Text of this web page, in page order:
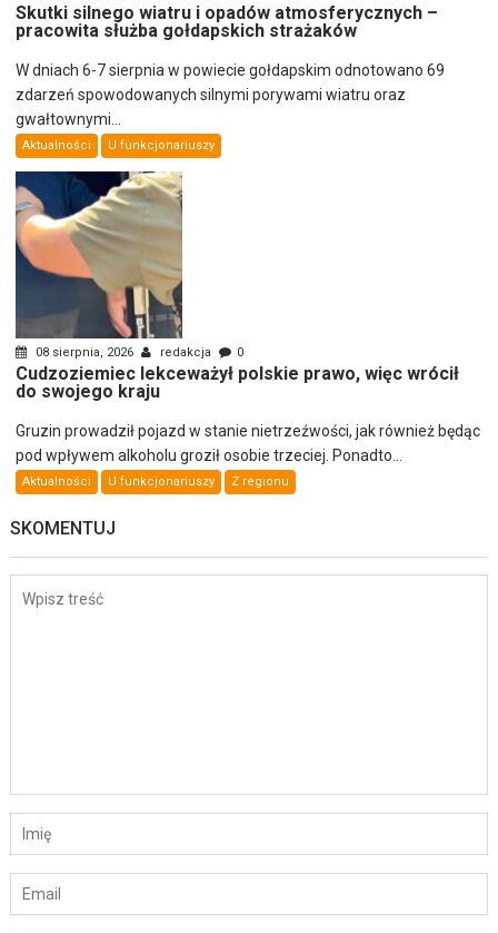
Skutki silnego wiatru i opadów atmosferycznych –
pracowita służba gołdapskich strażaków
W dniach 6-7 sierpnia w powiecie gołdapskim odnotowano 69
zdarzeń spowodowanych silnymi porywami wiatru oraz
gwałtownymi...
Aktualności U funkcjonariuszy
08 sierpnia, 2026 redakcja 0
Cudzoziemiec lekceważył polskie prawo, więc wrócił
do swojego kraju
Gruzin prowadził pojazd w stanie nietrzeźwości, jak również będąc
pod wpływem alkoholu groził osobie trzeciej. Ponadto...
Aktualności U funkcjonariuszy Z regionu
SKOMENTUJ